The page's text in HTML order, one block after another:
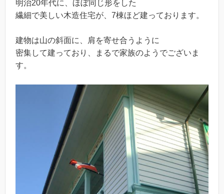
明治20年代に、ほぼ同じ形をした
繊細で美しい木造住宅が、7棟ほど建っております。
建物は山の斜面に、肩を寄せ合うように
密集して建っており、まるで家族のようでございま
す。